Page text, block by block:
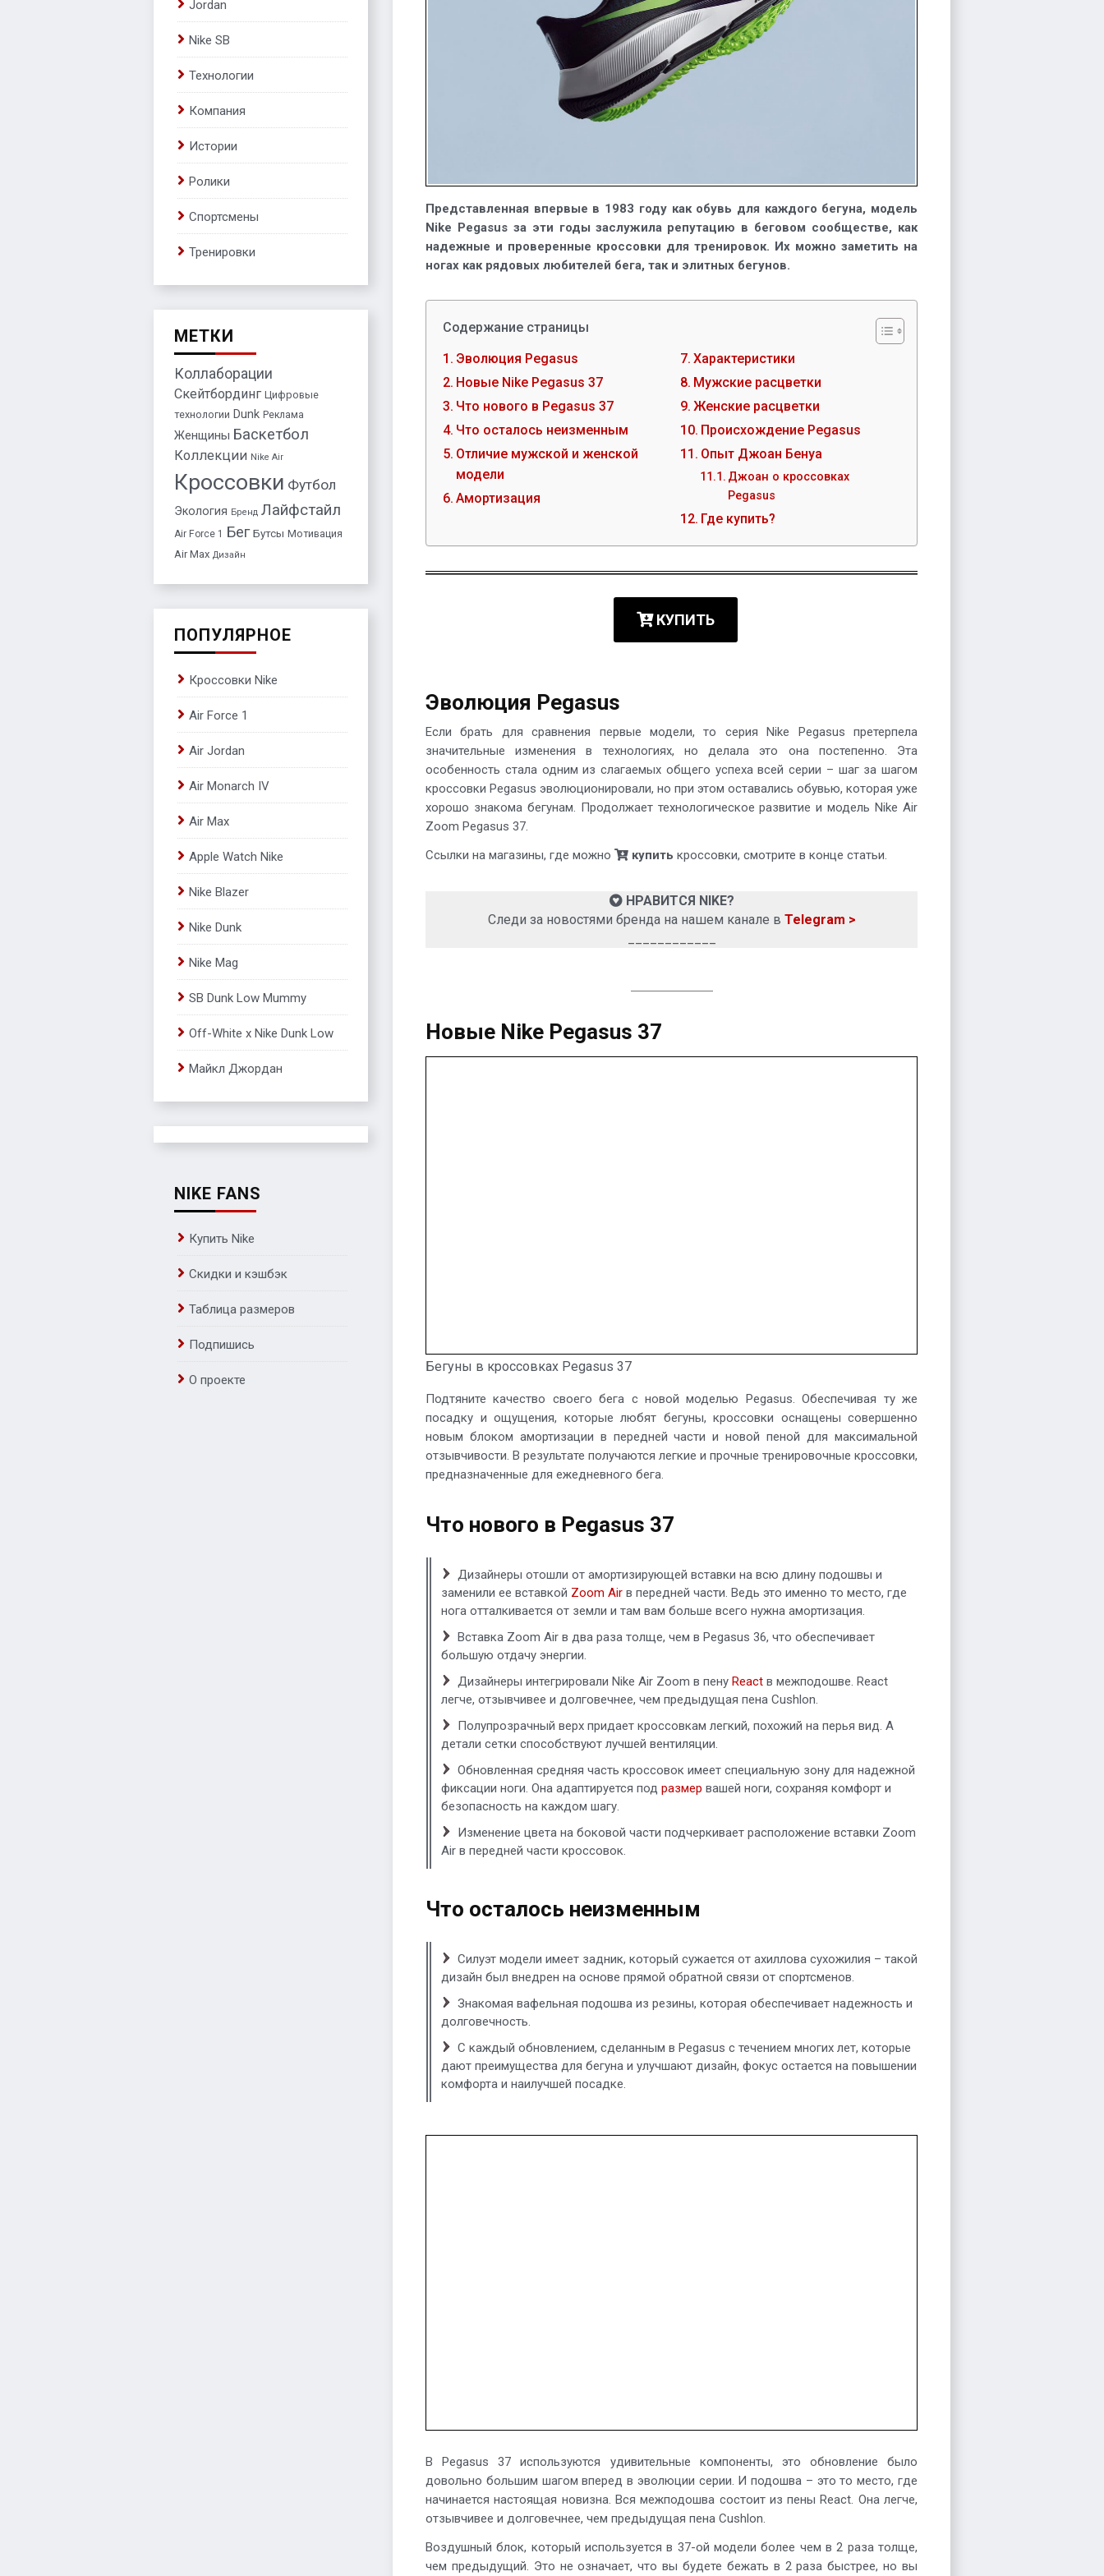
крыльями
Представленная впервые в 1983 году как обувь для каждого бегуна, модель
Nike Pegasus за эти годы заслужила репутацию в беговом сообществе, как
надежные и проверенные кроссовки для тренировок. Их можно заметить на
ногах как рядовых любителей бега, так и элитных бегунов.
Содержание страницы
Эволюция Pegasus
Новые Nike Pegasus 37
Что нового в Pegasus 37
Что осталось неизменным
Отличие мужской и женской
модели
Амортизация
Характеристики
Мужские расцветки
Женские расцветки
Происхождение Pegasus
Опыт Джоан Бенуа
Джоан о кроссовках
Pegasus
Где купить?
КУПИТЬ
Эволюция Pegasus
Если брать для сравнения первые модели, то серия Nike Pegasus претерпела
значительные изменения в технологиях, но делала это она постепенно. Эта
особенность стала одним из слагаемых общего успеха всей серии – шаг за шагом
кроссовки Pegasus эволюционировали, но при этом оставались обувью, которая уже
хорошо знакома бегунам. Продолжает технологическое развитие и модель Nike Air
Zoom Pegasus 37.
Ссылки на магазины, где можно
купить кроссовки, смотрите в конце статьи.
НРАВИТСЯ NIKE?
Следи за новостями бренда на нашем канале в Telegram >
Новые Nike Pegasus 37
Бегуны в кроссовках Pegasus 37
Подтяните качество своего бега с новой моделью Pegasus. Обеспечивая ту же
посадку и ощущения, которые любят бегуны, кроссовки оснащены совершенно
новым блоком амортизации в передней части и новой пеной для максимальной
отзывчивости. В результате получаются легкие и прочные тренировочные кроссовки,
предназначенные для ежедневного бега.
Что нового в Pegasus 37
Дизайнеры отошли от амортизирующей вставки на всю длину подошвы и
заменили ее вставкой Zoom Air в передней части. Ведь это именно то место, где
нога отталкивается от земли и там вам больше всего нужна амортизация.
Вставка Zoom Air в два раза толще, чем в Pegasus 36, что обеспечивает
большую отдачу энергии.
Дизайнеры интегрировали Nike Air Zoom в пену React в межподошве. React
легче, отзывчивее и долговечнее, чем предыдущая пена Cushlon.
Полупрозрачный верх придает кроссовкам легкий, похожий на перья вид. А
детали сетки способствуют лучшей вентиляции.
Обновленная средняя часть кроссовок имеет специальную зону для надежной
фиксации ноги. Она адаптируется под размер вашей ноги, сохраняя комфорт и
безопасность на каждом шагу.
Изменение цвета на боковой части подчеркивает расположение вставки Zoom
Air в передней части кроссовок.
Что осталось неизменным
Силуэт модели имеет задник, который сужается от ахиллова сухожилия – такой
дизайн был внедрен на основе прямой обратной связи от спортсменов.
Знакомая вафельная подошва из резины, которая обеспечивает надежность и
долговечность.
С каждый обновлением, сделанным в Pegasus с течением многих лет, которые
дают преимущества для бегуна и улучшают дизайн, фокус остается на повышении
комфорта и наилучшей посадке.
В Pegasus 37 используются удивительные компоненты, это обновление было
довольно большим шагом вперед в эволюции серии. И подошва – это то место, где
начинается настоящая новизна. Вся межподошва состоит из пены React. Она легче,
отзывчивее и долговечнее, чем предыдущая пена Cushlon.
Воздушный блок, который используется в 37-ой модели более чем в 2 раза толще,
чем предыдущий. Это не означает, что вы будете бежать в 2 раза быстрее, но вы
Jordan
Nike SB
Технологии
Компания
Истории
Ролики
Спортсмены
Тренировки
МЕТКИ
Коллаборации
Скейтбординг Цифровые
технологии Dunk Реклама
Женщины Баскетбол
Коллекции Nike Air
Кроссовки Футбол
Экология Бренд Лайфстайл
Air Force 1 Бег Бутсы Мотивация
Air Max Дизайн
ПОПУЛЯРНОЕ
Кроссовки Nike
Air Force 1
Air Jordan
Air Monarch IV
Air Max
Apple Watch Nike
Nike Blazer
Nike Dunk
Nike Mag
SB Dunk Low Mummy
Off-White x Nike Dunk Low
Майкл Джордан
NIKE FANS
Купить Nike
Скидки и кэшбэк
Таблица размеров
Подпишись
О проекте